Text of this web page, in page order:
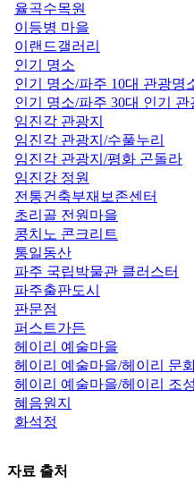
율곡수목원
이등병 마을
이랜드갤러리
인기 명소
인기 명소/파주 10대 관광명
인기 명소/파주 30대 인기 관
임진각 관광지
임진각 관광지/수풀누리
임진각 관광지/평화 곤돌라
임진강 정원
전통건축부재보존센터
초리골 전원마을
콩치노 콘크리트
통일동산
파주 국립박물관 클러스터
파주출판도시
판문점
퍼스트가든
헤이리 예술마을
헤이리 예술마을/헤이리 문
헤이리 예술마을/헤이리 조
혜음원지
화석정
자료 출처